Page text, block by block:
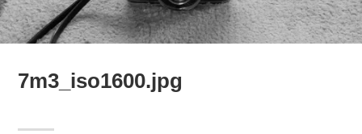
7m3_iso1600.jpg